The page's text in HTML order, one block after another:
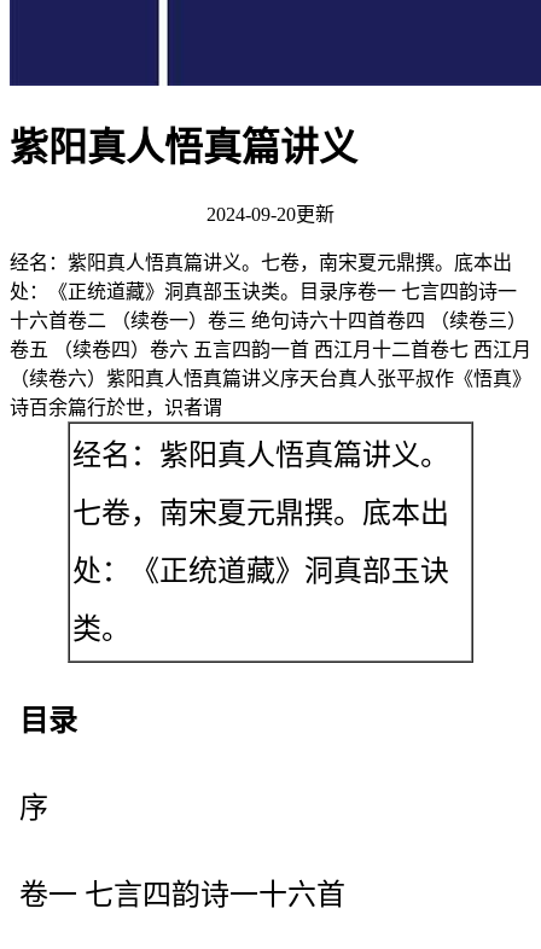
紫阳真人悟真篇讲义
2024-09-20更新
经名：紫阳真人悟真篇讲义。七卷，南宋夏元鼎撰。底本出
处：《正统道藏》洞真部玉诀类。目录序卷一 七言四韵诗一
十六首卷二 （续卷一）卷三 绝句诗六十四首卷四 （续卷三）
卷五 （续卷四）卷六 五言四韵一首 西江月十二首卷七 西江月
（续卷六）紫阳真人悟真篇讲义序天台真人张平叔作《悟真》
诗百余篇行於世，识者谓
经名：紫阳真人悟真篇讲义。
七卷，南宋夏元鼎撰。底本出
处：《正统道藏》洞真部玉诀
类。
目录
序
卷一 七言四韵诗一十六首